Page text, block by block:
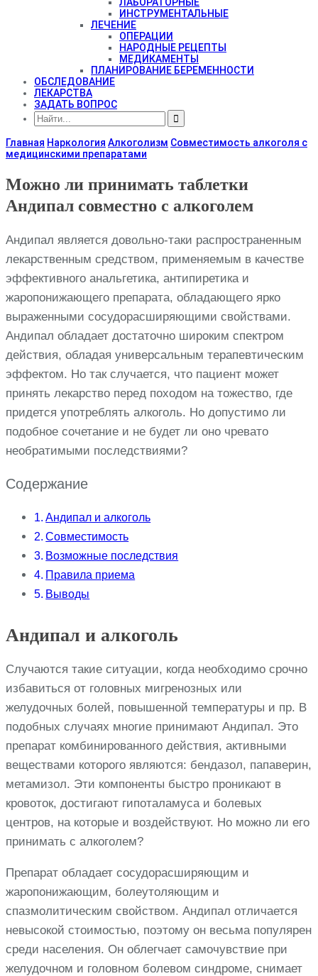
ИНСТРУМЕНТАЛЬНЫЕ
ЛЕЧЕНИЕ
ОПЕРАЦИИ
НАРОДНЫЕ РЕЦЕПТЫ
МЕДИКАМЕНТЫ
ПЛАНИРОВАНИЕ БЕРЕМЕННОСТИ
ОБСЛЕДОВАНИЕ
ЛЕКАРСТВА
ЗАДАТЬ ВОПРОС
Главная Наркология Алкоголизм Совместимость алкоголя с
медицинскими препаратами
Можно ли принимать таблетки
Андипал совместно с алкоголем
Андипал является довольно-таки распространенным
лекарственным средством, применяемым в качестве
эффективного анальгетика, антипиретика и
жаропонижающего препарата, обладающего ярко
выраженными сосудорасширяющими свойствами.
Андипал обладает достаточно широким спектром
действия, обладая универсальным терапевтическим
эффектом. Но так случается, что пациент может
принять лекарство перед походом на тожество, где
придется употреблять алкоголь. Но допустимо ли
подобное сочетание и не будет ли оно чревато
необратимыми последствиями?
Содержание
Андипал и алкоголь
Совместимость
Возможные последствия
Правила приема
Выводы
Андипал и алкоголь
Случаются такие ситуации, когда необходимо срочно
избавиться от головных мигренозных или
желудочных болей, повышенной температуры и пр. В
подобных случаях многие принимают Андипал. Это
препарат комбинированного действия, активными
веществами которого являются: бендазол, папаверин,
метамизол. Эти компоненты быстро проникают в
кровоток, достигают гипоталамуса и болевых
центров, на которые и воздействуют. Но можно ли его
принимать с алкоголем?
Препарат обладает сосудорасширяющим и
жаропонижающим, болеутоляющим и
спазмолитическим свойством. Андипал отличается
невысокой стоимостью, поэтому он весьма популярен
среди населения. Он облегчает самочувствие при
желудочном и головном болевом синдроме, снимает